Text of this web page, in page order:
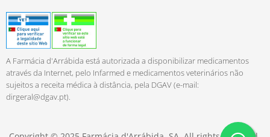
A Farmácia d'Arrábida está autorizada a disponibilizar medicamentos
através da Internet, pelo Infarmed e medicamentos veterinários não
sujeitos a receita médica à distância, pela DGAV (e-mail:
dirgeral@dgav.pt).